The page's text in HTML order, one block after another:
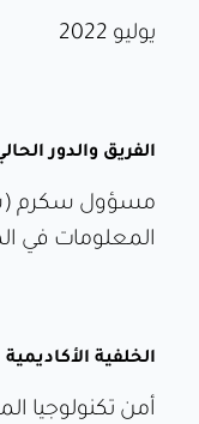
يوليو 2022
الفريق والدور
مسؤول سكرم
المعلومات في
الخلفية الأكاديمية
أمن تكنولوجيا